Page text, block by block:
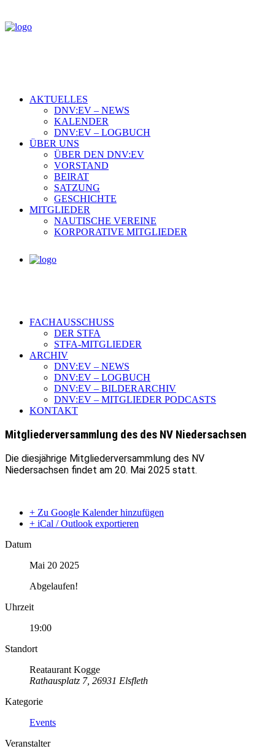
AKTUELLES
DNV:EV – NEWS
KALENDER
DNV:EV – LOGBUCH
ÜBER UNS
ÜBER DEN DNV:EV
VORSTAND
BEIRAT
SATZUNG
GESCHICHTE
MITGLIEDER
NAUTISCHE VEREINE
KORPORATIVE MITGLIEDER
FACHAUSSCHUSS
DER STFA
STFA-MITGLIEDER
ARCHIV
DNV:EV – NEWS
DNV:EV – LOGBUCH
DNV:EV – BILDERARCHIV
DNV:EV – MITGLIEDER PODCASTS
KONTAKT
Mitgliederversammlung des des NV Niedersachsen
Die diesjährige Mitgliederversammlung des NV
Niedersachsen findet am 20. Mai 2025 statt.
+ Zu Google Kalender hinzufügen
+ iCal / Outlook exportieren
Datum
Mai 20 2025
Abgelaufen!
Uhrzeit
19:00
Standort
Reataurant Kogge
Rathausplatz 7, 26931 Elsfleth
Kategorie
Events
Veranstalter